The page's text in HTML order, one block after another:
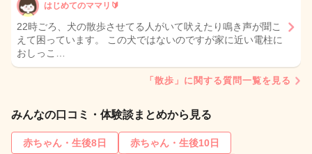
はじめてのママリ🔰
22時ごろ、犬の散歩させてる人がいて吠えたり鳴き声が聞こ
えて困っています。 この犬ではないのですが家に近い電柱に
おしっこ…
「散歩」に関する質問一覧を見る
みんなの口コミ・体験談まとめから見る
赤ちゃん・生後8日
赤ちゃん・生後10日